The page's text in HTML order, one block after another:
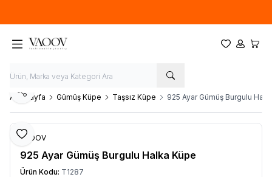
Favorilerim
Hesabım
Ana Sayfa Gümüş Küpe Taşsız Küpe 925 Ayar Gümüş Burgulu
Favoriye Ekle
Paylaş
VAOOV
925 Ayar Gümüş Burgulu Halka Küpe
Ürün Kodu: T1287